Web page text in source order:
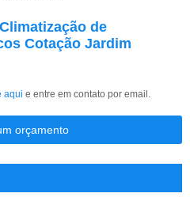
de
Cotação Jardim
aqui e entre em contato por email.
orçamento